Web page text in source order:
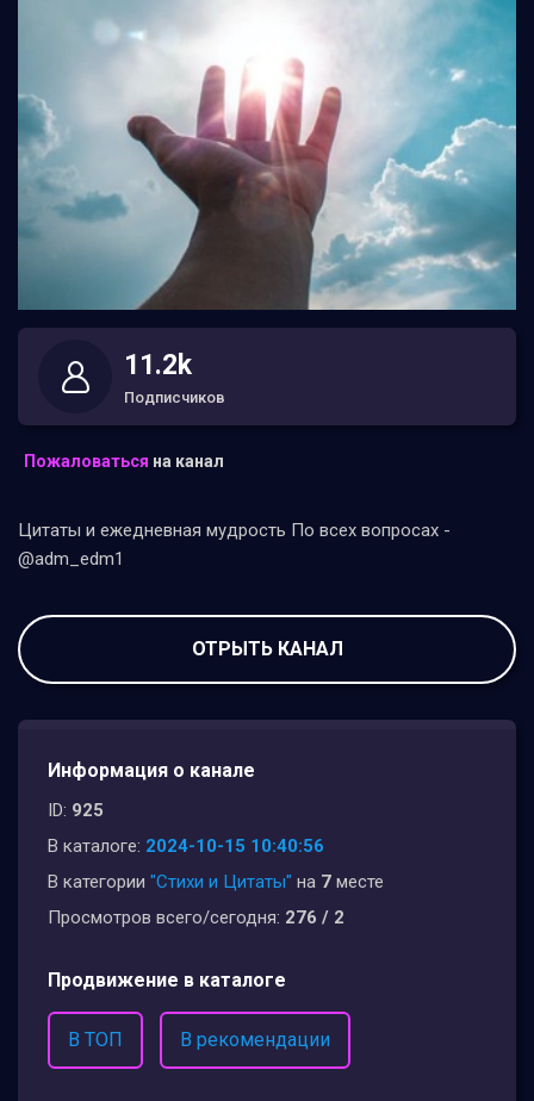
11.2k
Подписчиков
Пожаловаться на канал
Цитаты и ежедневная мудрость По всех вопросах -
@adm_edm1
ОТРЫТЬ КАНАЛ
Информация о канале
ID: 925
В каталоге: 2024-10-15 10:40:56
В категории "Стихи и Цитаты" на 7 месте
Просмотров всего/сегодня: 276 / 2
Продвижение в каталоге
В ТОП В рекомендации